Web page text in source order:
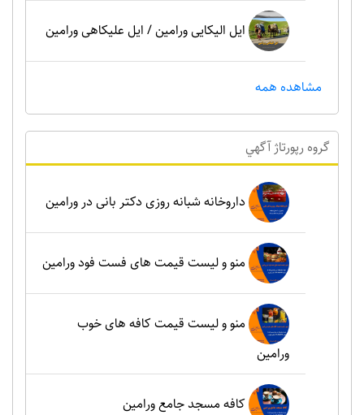
ایل الیکایی ورامین / ایل علیکاهی ورامین
مشاهده همه
گروه رپورتاژ آگهي
داروخانه شبانه روزی دکتر بانی در ورامین
منو و لیست قیمت های فست فود ورامین
منو و لیست قیمت کافه های خوب
ورامین
کافه مسجد جامع ورامین